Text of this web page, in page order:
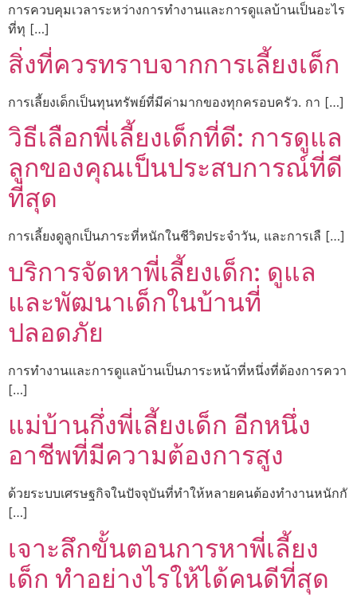
การควบคุมเวลาระหว่างการทำงานและการดูแลบ้านเป็นอะไร
ที่ทุ […]
สิ่งที่ควรทราบจากการเลี้ยงเด็ก
การเลี้ยงเด็กเป็นทุนทรัพย์ที่มีค่ามากของทุกครอบครัว. กา […]
วิธีเลือกพี่เลี้ยงเด็กที่ดี: การดูแล
ลูกของคุณเป็นประสบการณ์ที่ดี
ที่สุด
การเลี้ยงดูลูกเป็นภาระที่หนักในชีวิตประจำวัน, และการเลื […]
บริการจัดหาพี่เลี้ยงเด็ก: ดูแล
และพัฒนาเด็กในบ้านที่
ปลอดภัย
การทำงานและการดูแลบ้านเป็นภาระหน้าที่หนึ่งที่ต้องการควา
[…]
แม่บ้านกึ่งพี่เลี้ยงเด็ก อีกหนึ่ง
อาชีพที่มีความต้องการสูง
ด้วยระบบเศรษฐกิจในปัจจุบันที่ทำให้หลายคนต้องทำงานหนักกั
[…]
เจาะลึกขั้นตอนการหาพี่เลี้ยง
เด็ก ทำอย่างไรให้ได้คนดีที่สุด